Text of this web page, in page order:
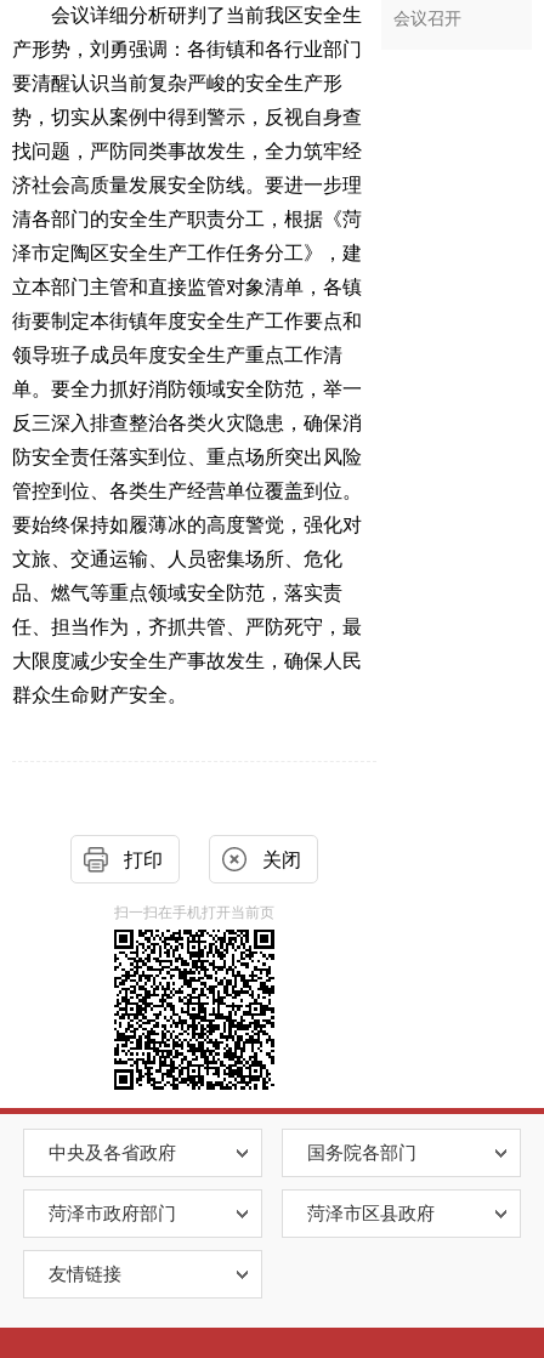
会议详细分析研判了当前我区安全生
产形势，刘勇强调：各街镇和各行业部门
要清醒认识当前复杂严峻的安全生产形
势，切实从案例中得到警示，反视自身查
找问题，严防同类事故发生，全力筑牢经
济社会高质量发展安全防线。要进一步理
清各部门的安全生产职责分工，根据《菏
泽市定陶区安全生产工作任务分工》，建
立本部门主管和直接监管对象清单，各镇
街要制定本街镇年度安全生产工作要点和
领导班子成员年度安全生产重点工作清
单。要全力抓好消防领域安全防范，举一
反三深入排查整治各类火灾隐患，确保消
防安全责任落实到位、重点场所突出风险
管控到位、各类生产经营单位覆盖到位。
要始终保持如履薄冰的高度警觉，强化对
文旅、交通运输、人员密集场所、危化
品、燃气等重点领域安全防范，落实责
任、担当作为，齐抓共管、严防死守，最
大限度减少安全生产事故发生，确保人民
群众生命财产安全。
打印 关闭
扫一扫在手机打开当前页
会议召开
中央及各省政府 国务院各部门
菏泽市政府部门 菏泽市区县政府
友情链接